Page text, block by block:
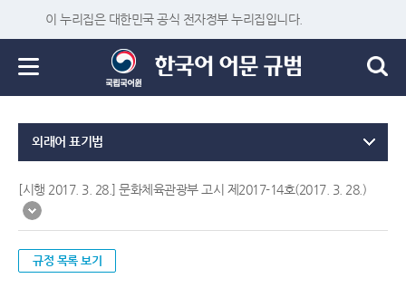
이 누리집은 대한민국 공식 전자정부 누리집입니다.
외래어 표기법
[시행 2017. 3. 28.] 문화체육관광부 고시 제2017-14호(2017. 3. 28.)
규정 목록 보기